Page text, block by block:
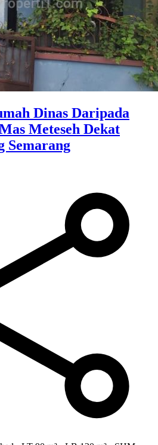
Dinas Daripada
Meteseh Dekat
Semarang